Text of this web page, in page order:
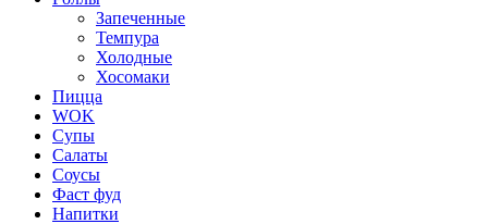
Запеченные
Темпура
Холодные
Хосомаки
Пицца
WOK
Супы
Салаты
Соусы
Фаст фуд
Напитки